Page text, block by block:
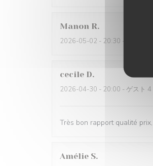
Manon R
2026-05-02 - 20:30 - ゲスト 2
cecile D
2026-04-30 - 20:00 - ゲスト 4
Très bon rapport qualité
Amélie S